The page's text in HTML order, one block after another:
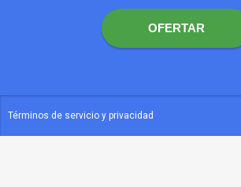
OFERTAR
Términos de servicio y privacidad